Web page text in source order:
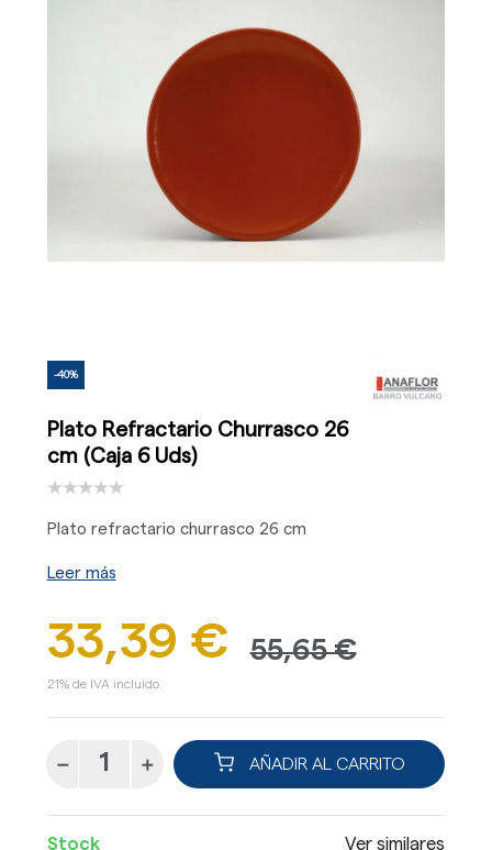
-40%
Plato Refractario Churrasco 26
cm (Caja 6 Uds)
Plato refractario churrasco 26 cm
Leer más
33,39 € 55,65 €
21% de IVA incluido.
AÑADIR AL CARRITO
Stock Ver similares